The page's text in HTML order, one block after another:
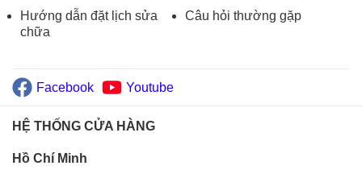
Hướng dẫn đặt lịch sửa
chữa
Câu hỏi thường gặp
Facebook Youtube
HỆ THỐNG CỬA HÀNG
Hồ Chí Minh